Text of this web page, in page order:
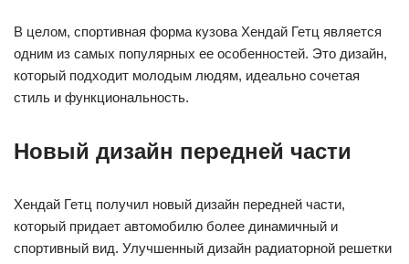
В целом, спортивная форма кузова Хендай Гетц является
одним из самых популярных ее особенностей. Это дизайн,
который подходит молодым людям, идеально сочетая
стиль и функциональность.
Новый дизайн передней части
Хендай Гетц получил новый дизайн передней части,
который придает автомобилю более динамичный и
спортивный вид. Улучшенный дизайн радиаторной решетки